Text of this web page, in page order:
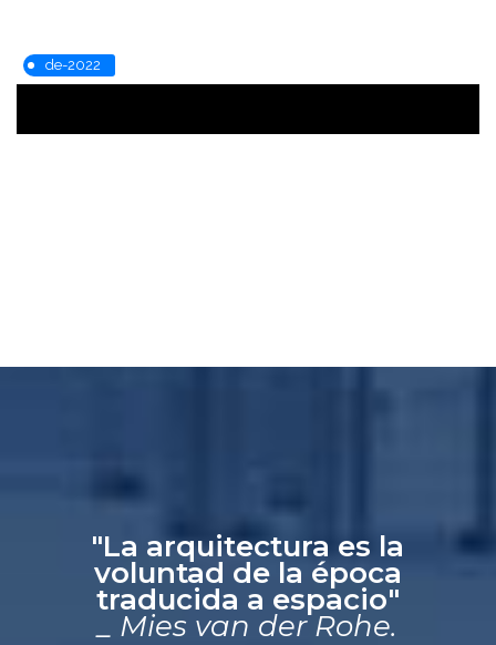
de-2022
"La arquitectura es la
voluntad de la época
traducida a espacio"
_ Mies van der Rohe.